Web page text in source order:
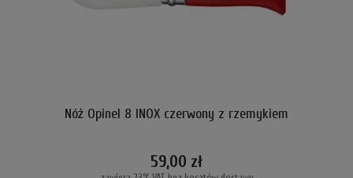
Nóż Opinel 8 INOX czerwony z rzemykiem
59,00 zł